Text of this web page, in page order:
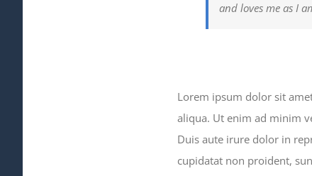
and loves me as I
Lorem ipsum dolor sit
aliqua. Ut enim ad minim
Duis aute irure dolor in
cupidatat non proident,